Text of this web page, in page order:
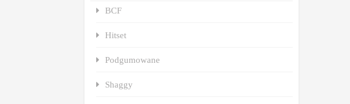
BCF
Hitset
Podgumowane
Shaggy